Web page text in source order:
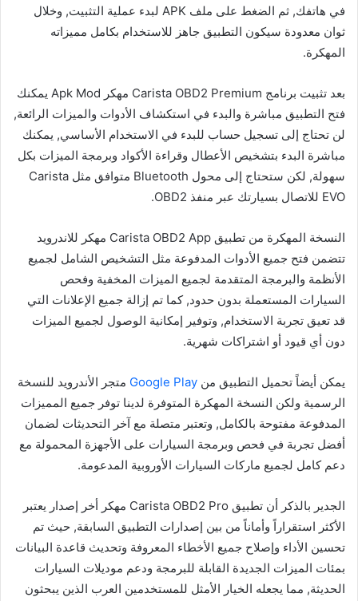
في هاتفك, ثم الضغط على ملف APK لبدء عملية التثبيت, وخلال
ثوان معدودة سيكون التطبيق جاهز للاستخدام بكامل مميزاته
المهكرة.
بعد تثبيت برنامج Carista OBD2 Premium مهكر Apk Mod يمكنك
فتح التطبيق مباشرة والبدء في استكشاف الأدوات والميزات الرائعة,
لن تحتاج إلى تسجيل حساب للبدء في الاستخدام الأساسي, يمكنك
مباشرة البدء بتشخيص الأعطال وقراءة الأكواد وبرمجة الميزات بكل
سهولة, لكن ستحتاج إلى محول Bluetooth متوافق مثل Carista
EVO للاتصال بسيارتك عبر منفذ OBD2.
النسخة المهكرة من تطبيق Carista OBD2 App مهكر للاندرويد
تتضمن فتح جميع الأدوات المدفوعة مثل التشخيص الشامل لجميع
الأنظمة والبرمجة المتقدمة لجميع الميزات المخفية وفحص
السيارات المستعملة بدون حدود, كما تم إزالة جميع الإعلانات التي
قد تعيق تجربة الاستخدام, وتوفير إمكانية الوصول لجميع الميزات
دون أي قيود أو اشتراكات شهرية.
يمكن أيضاً تحميل التطبيق من Google Play متجر الأندرويد للنسخة
الرسمية ولكن النسخة المهكرة المتوفرة لدينا توفر جميع المميزات
المدفوعة مفتوحة بالكامل, وتعتبر متصلة مع آخر التحديثات لضمان
أفضل تجربة في فحص وبرمجة السيارات على الأجهزة المحمولة مع
دعم كامل لجميع ماركات السيارات الأوروبية المدعومة.
الجدير بالذكر أن تطبيق Carista OBD2 Pro مهكر أخر إصدار يعتبر
الأكثر استقراراً وأماناً من بين إصدارات التطبيق السابقة, حيث تم
تحسين الأداء وإصلاح جميع الأخطاء المعروفة وتحديث قاعدة البيانات
بمئات الميزات الجديدة القابلة للبرمجة ودعم موديلات السيارات
الحديثة, مما يجعله الخيار الأمثل للمستخدمين العرب الذين يبحثون